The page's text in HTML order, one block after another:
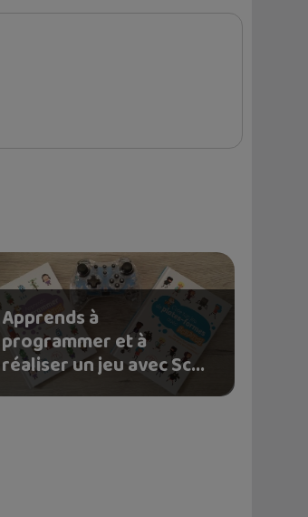
Apprends à
programmer et à
réaliser un jeu avec Sc...